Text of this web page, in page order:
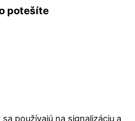
potešíte
používajú na signalizáciu a